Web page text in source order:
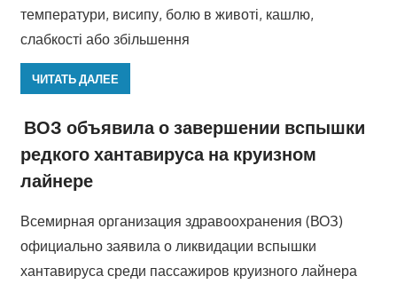
температури, висипу, болю в животі, кашлю,
слабкості або збільшення
ЧИТАТЬ ДАЛЕЕ
ВОЗ объявила о завершении вспышки
редкого хантавируса на круизном
лайнере
Всемирная организация здравоохранения (ВОЗ)
официально заявила о ликвидации вспышки
хантавируса среди пассажиров круизного лайнера